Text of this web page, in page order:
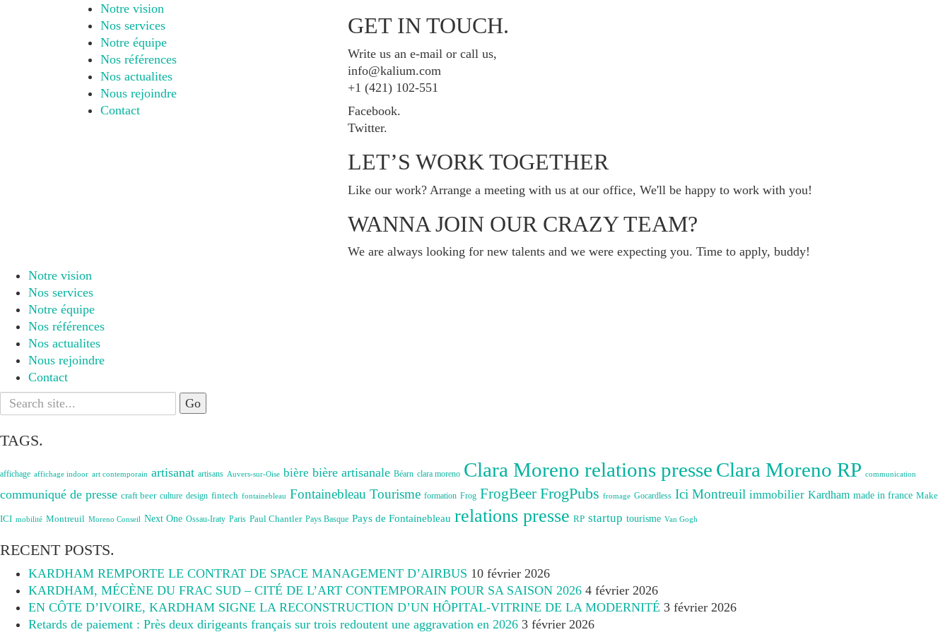
Notre vision
Nos services
Notre équipe
Nos références
Nos actualites
Nous rejoindre
Contact
GET IN TOUCH.
Write us an e-mail or call us,
info@kalium.com
+1 (421) 102-551
Facebook.
Twitter.
LET’S WORK TOGETHER
Like our work? Arrange a meeting with us at our office, We'll be happy to work with you!
WANNA JOIN OUR CRAZY TEAM?
We are always looking for new talents and we were expecting you. Time to apply, buddy!
Notre vision
Nos services
Notre équipe
Nos références
Nos actualites
Nous rejoindre
Contact
Search
for:
TAGS.
affichage affichage indoor art contemporain artisanat artisans Auvers-sur-Oise bière bière artisanale Béarn clara moreno Clara Moreno relations presse Clara Moreno RP communication
communiqué de presse craft beer culture design fintech fontainebleau Fontainebleau Tourisme formation Frog FrogBeer FrogPubs fromage Gocardless Ici Montreuil immobilier Kardham made in france Make
ICI mobilité Montreuil Moreno Conseil Next One Ossau-Iraty Paris Paul Chantler Pays Basque Pays de Fontainebleau relations presse RP startup tourisme Van Gogh
RECENT POSTS.
KARDHAM REMPORTE LE CONTRAT DE SPACE MANAGEMENT D’AIRBUS 10 février 2026
KARDHAM, MÉCÈNE DU FRAC SUD – CITÉ DE L’ART CONTEMPORAIN POUR SA SAISON 2026 4 février 2026
EN CÔTE D’IVOIRE, KARDHAM SIGNE LA RECONSTRUCTION D’UN HÔPITAL-VITRINE DE LA MODERNITÉ 3 février 2026
Retards de paiement : Près deux dirigeants français sur trois redoutent une aggravation en 2026 3 février 2026